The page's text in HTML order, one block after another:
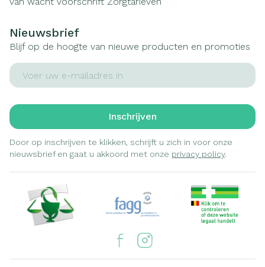
Nieuwsbrief
Blijf op de hoogte van nieuwe producten en promoties
E-mail adres
Inschrijven
Door op inschrijven te klikken, schrijft u zich in voor onze
nieuwsbrief en gaat u akkoord met onze privacy policy.